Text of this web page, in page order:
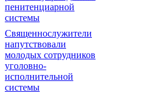
пенитенциарной
системы
Священнослужители
напутствовали
молодых сотрудников
уголовно-
исполнительной
системы